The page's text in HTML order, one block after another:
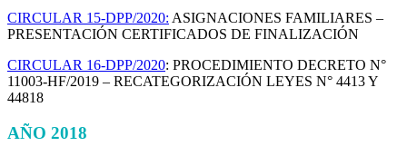
CIRCULAR 15-DPP/2020: ASIGNACIONES FAMILIARES –
PRESENTACIÓN CERTIFICADOS DE FINALIZACIÓN
CIRCULAR 16-DPP/2020: PROCEDIMIENTO DECRETO N°
11003-HF/2019 – RECATEGORIZACIÓN LEYES N° 4413 Y
44818
AÑO 2018